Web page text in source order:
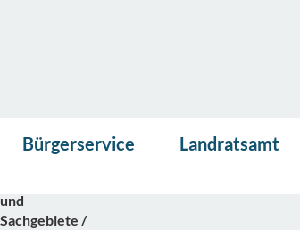
PresseKontakt Suche
Bürgerservice Landratsamt
Startseite
und
Sachgebiete
lese